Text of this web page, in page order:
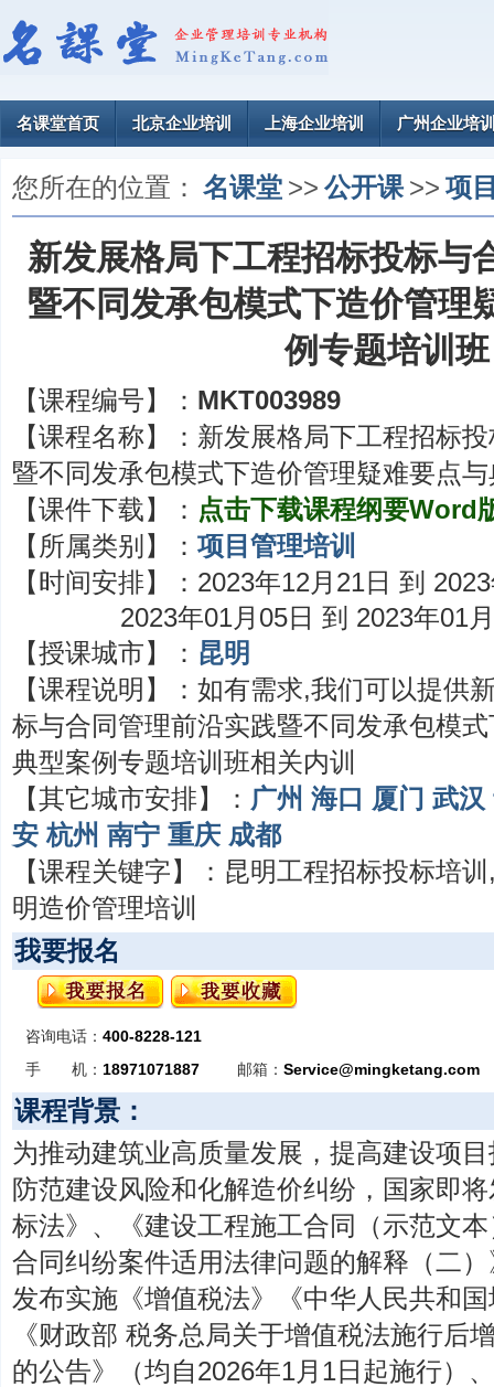
名课堂首页 北京企业培训 上海企业培训 广州企业培
您所在的位置： 名课堂 >> 公开课 >> 项
新发展格局下工程招标投标与
暨不同发承包模式下造价管理
例专题培训班
【课程编号】： MKT003989
【课程名称】： 新发展格局下工程招标
暨不同发承包模式下造价管理疑难要点
【课件下载】： 点击下载课程纲要Word
【所属类别】： 项目管理培训
【时间安排】： 2023年12月21日 到
2023年01月05日 到 2023年01
【授课城市】： 昆明
【课程说明】： 如有需求,我们可以提供
标与合同管理前沿实践暨不同发承包模
典型案例专题培训班相关内训
【其它城市安排】： 广州 海口 厦门 武汉
安 杭州 南宁 重庆 成都
【课程关键字】： 昆明工程招标投标培
明造价管理培训
我要报名
咨询电话： 400-8228-121
手 机： 18971071887 邮箱： Service@mingketang.com
课程背景：
为推动建筑业高质量发展，提高建设项
防范建设风险和化解造价纠纷，国家即
标法》、《建设工程施工合同（示范文
合同纠纷案件适用法律问题的解释（二
发布实施《增值税法》《中华人民共和
《财政部 税务总局关于增值税法施行后
的公告》（均自2026年1月1日起施行）